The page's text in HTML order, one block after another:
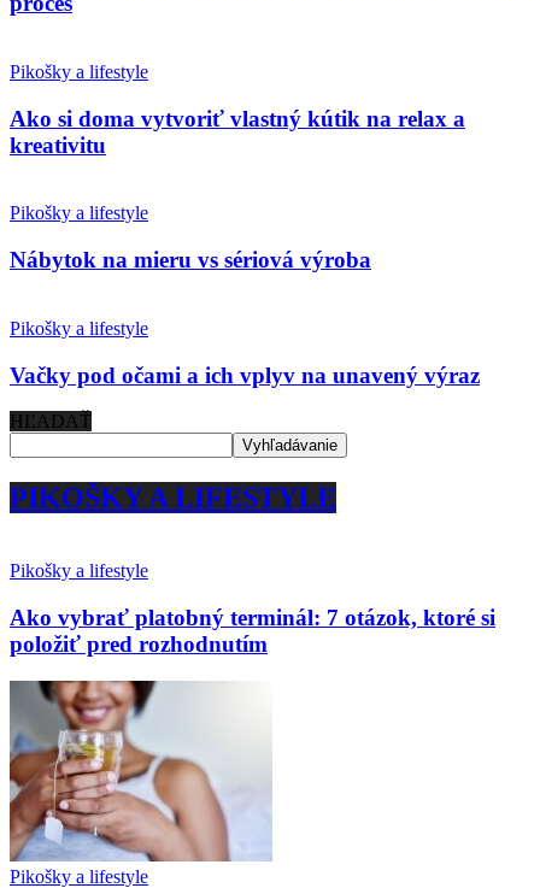
Pikošky a lifestyle
Ako si doma vytvoriť vlastný kútik na relax a
kreativitu
Pikošky a lifestyle
Nábytok na mieru vs sériová výroba
Pikošky a lifestyle
Vačky pod očami a ich vplyv na unavený výraz
HĽADAŤ
PIKOŠKY A LIFESTYLE
Pikošky a lifestyle
Ako vybrať platobný terminál: 7 otázok, ktoré si
položiť pred rozhodnutím
Pikošky a lifestyle